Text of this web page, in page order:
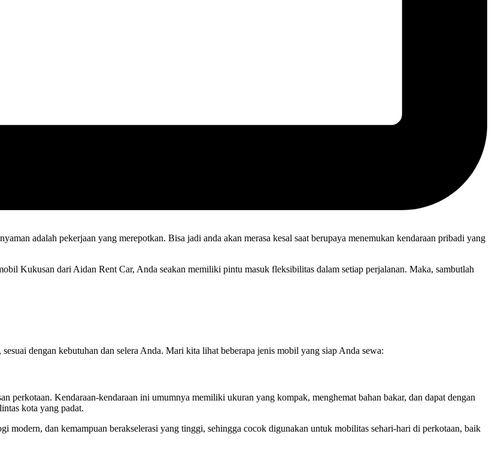
adalah pekerjaan yang merepotkan. Bisa jadi anda akan merasa kesal saat berupaya menemukan kendaraan pribadi yang
Kukusan dari Aidan Rent Car, Anda seakan memiliki pintu masuk fleksibilitas dalam setiap perjalanan. Maka, sambutlah
dengan kebutuhan dan selera Anda. Mari kita lihat beberapa jenis mobil yang siap Anda sewa:
Kendaraan-kendaraan ini umumnya memiliki ukuran yang kompak, menghemat bahan bakar, dan dapat dengan
kota yang padat.
dan kemampuan berakselerasi yang tinggi, sehingga cocok digunakan untuk mobilitas sehari-hari di perkotaan, baik